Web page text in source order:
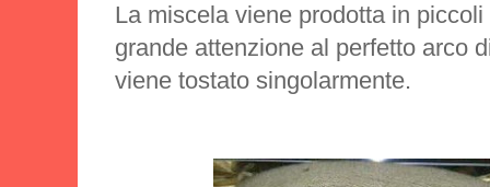
La miscela viene prodotta in
grande attenzione al perfetto arco
viene tostato singolarmente.